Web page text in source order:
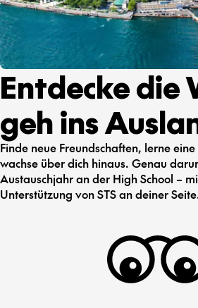
Entdecke die
geh ins
Finde neue Freundschaften, lerne
wachse über dich hinaus. Genau
Austauschjahr an der High School –
Unterstützung von STS an deiner